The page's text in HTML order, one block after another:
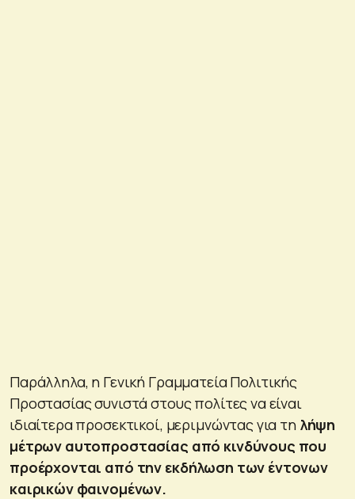
Παράλληλα, η Γενική Γραμματεία Πολιτικής
Προστασίαςσυνιστά στους πολίτες να είναι
ιδιαίτερα προσεκτικοί, μεριμνώντας για τη λήψη
μέτρων αυτοπροστασίας από κινδύνους που
προέρχονται από την εκδήλωση των έντονων
καιρικών φαινομένων.